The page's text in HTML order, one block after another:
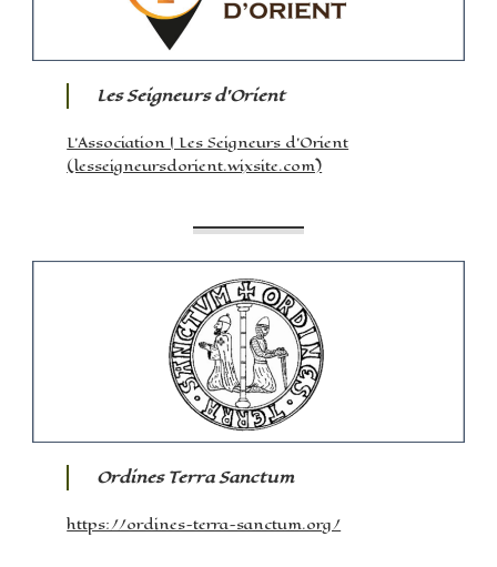
Les Seigneurs d’Orient
L’Association | Les Seigneurs d’Orient
(lesseigneursdorient.wixsite.com)
Ordines Terra Sanctum
https://ordines-terra-sanctum.org/